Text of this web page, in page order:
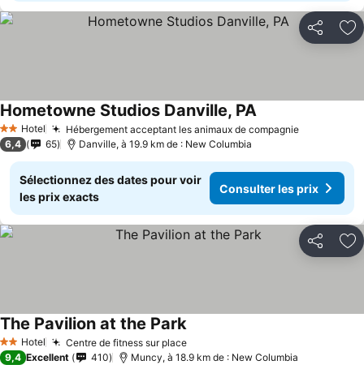
Partager
2 Étoiles
Hotel Hébergement acceptant les animaux de compagnie
Hometowne Studios Danville, PA
6,4 65 Danville, à 19.9 km de : New Columbia
Sélectionnez des dates pour voir
les prix exacts
Consulter les prix
Partager
2 Étoiles
Hotel Centre de fitness sur place
The Pavilion at the Park
9,4 Excellent 410 Muncy, à 18.9 km de : New Columbia